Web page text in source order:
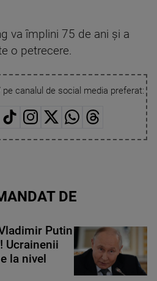
va împlini 75 de ani și a
o petrecere.
pe canalul de social media preferat:
DE
Putin
Ucrainenii
la nivel